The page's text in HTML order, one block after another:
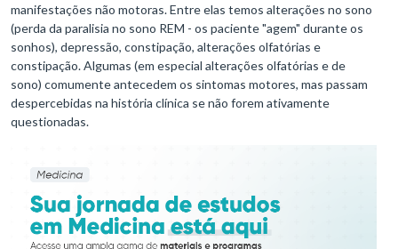
manifestações não motoras. Entre elas temos alterações no sono
(perda da paralisia no sono REM - os paciente "agem" durante os
sonhos), depressão, constipação, alterações olfatórias e
constipação. Algumas (em especial alterações olfatórias e de
sono) comumente antecedem os sintomas motores, mas passam
despercebidas na história clínica se não forem ativamente
questionadas.